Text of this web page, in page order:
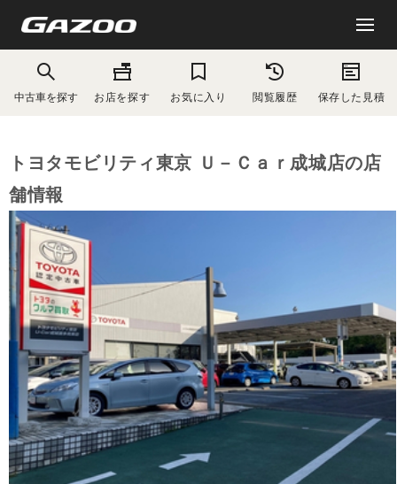
中古車を探す お店を探す お気に入り 閲覧履歴 保存した見積
トヨタモビリティ東京 Ｕ－Ｃａｒ成城店の店
舗情報